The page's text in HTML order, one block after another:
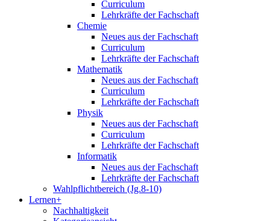
Curriculum
Lehrkräfte der Fachschaft
Chemie
Neues aus der Fachschaft
Curriculum
Lehrkräfte der Fachschaft
Mathematik
Neues aus der Fachschaft
Curriculum
Lehrkräfte der Fachschaft
Physik
Neues aus der Fachschaft
Curriculum
Lehrkräfte der Fachschaft
Informatik
Neues aus der Fachschaft
Lehrkräfte der Fachschaft
Wahlpflichtbereich (Jg.8-10)
Lernen+
Nachhaltigkeit